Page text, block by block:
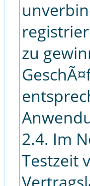
zu
2.4. Im
Testzeit